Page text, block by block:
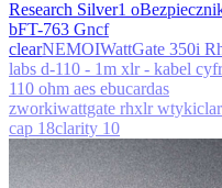
Research Silver1 o
bFT-763 Gncf
clearNEMOIWattGate 350i
labs d-110 - 1m xlr - kabel
110 ohm aes ebucardas
zworkiwattgate rhxlr wtyki
cap 18clarity 10